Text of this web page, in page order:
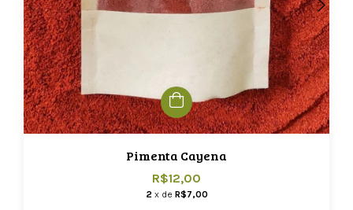
Pimenta Cayena
R$12,00
2 x de R$7,00